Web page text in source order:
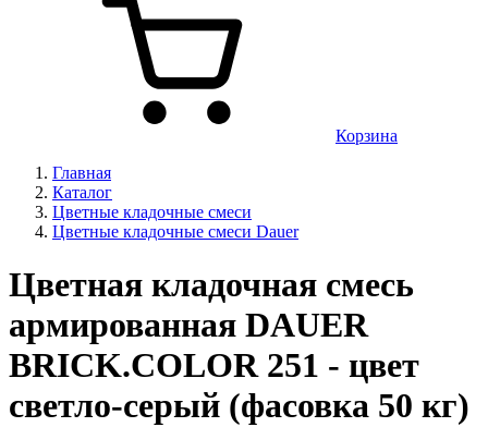
Корзина
Главная
Каталог
Цветные кладочные смеси
Цветные кладочные смеси Dauer
Цветная кладочная смесь
армированная DAUER
BRICK.COLOR 251 - цвет
светло-серый (фасовка 50 кг)